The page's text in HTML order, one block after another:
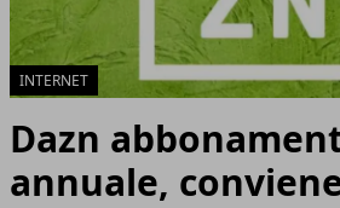
INTERNET
Dazn
annuale,